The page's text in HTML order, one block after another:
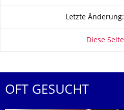
Letzte
Diese
OFT GESUCHT